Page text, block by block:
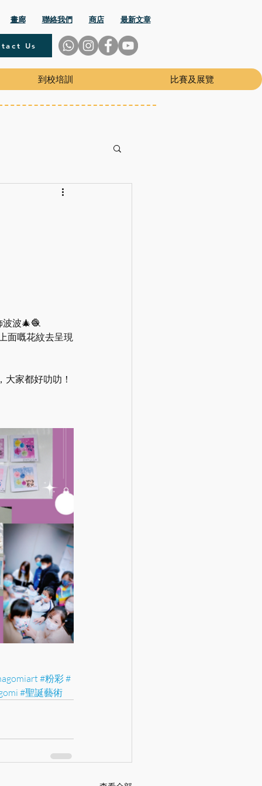
畫廊 聯絡我們 商店 最新文章
Us
到校培訓 比賽及展覽
波波🎄🧶
面嘅花紋去呈現
家都好叻叻！
#粉彩 #
#聖誕藝術